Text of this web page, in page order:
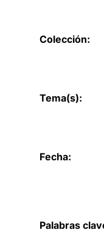
Colección:
Tema(s):
Fecha:
Palabras